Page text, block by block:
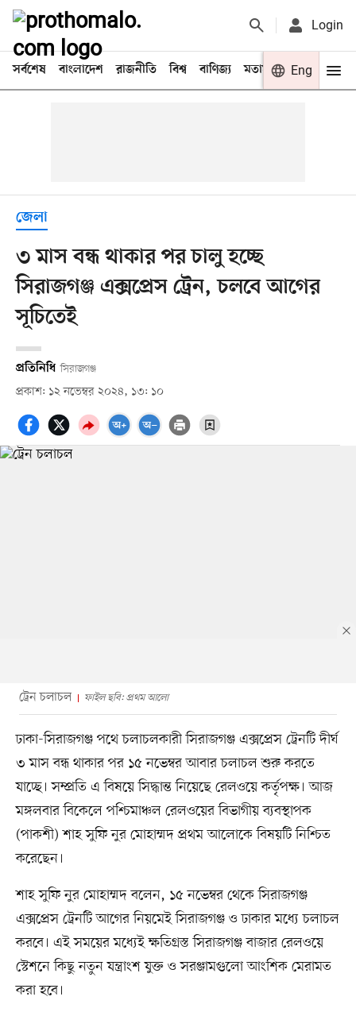
Login
সর্বশেষ বাংলাদেশ রাজনীতি বিশ্ব বাণিজ্য মতামত খেলা
Eng
জেলা
৩ মাস বন্ধ থাকার পর চালু হচ্ছে
সিরাজগঞ্জ এক্সপ্রেস ট্রেন, চলবে আগের
সূচিতেই
প্রতিনিধি সিরাজগঞ্জ
প্রকাশ: ১২ নভেম্বর ২০২৪, ১৩: ১০
ট্রেন চলাচল ফাইল ছবি: প্রথম আলো
ঢাকা-সিরাজগঞ্জ পথে চলাচলকারী সিরাজগঞ্জ এক্সপ্রেস ট্রেনটি দীর্ঘ
৩ মাস বন্ধ থাকার পর ১৫ নভেম্বর আবার চলাচল শুরু করতে
যাচ্ছে। সম্প্রতি এ বিষয়ে সিদ্ধান্ত নিয়েছে রেলওয়ে কর্তৃপক্ষ। আজ
মঙ্গলবার বিকেলে পশ্চিমাঞ্চল রেলওয়ের বিভাগীয় ব্যবস্থাপক
(পাকশী) শাহ সুফি নুর মোহাম্মদ প্রথম আলোকে বিষয়টি নিশ্চিত
করেছেন।
শাহ সুফি নুর মোহাম্মদ বলেন, ১৫ নভেম্বর থেকে সিরাজগঞ্জ
এক্সপ্রেস ট্রেনটি আগের নিয়মেই সিরাজগঞ্জ ও ঢাকার মধ্যে চলাচল
করবে। এই সময়ের মধ্যেই ক্ষতিগ্রস্ত সিরাজগঞ্জ বাজার রেলওয়ে
স্টেশনে কিছু নতুন যন্ত্রাংশ যুক্ত ও সরঞ্জামগুলো আংশিক মেরামত
করা হবে।